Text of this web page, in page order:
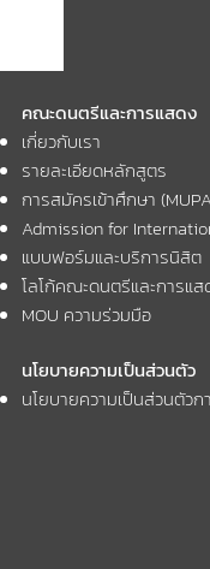
คณะดนตรีและการแสดง
เกี่ยวกับเรา
รายละเอียดหลักสูตร
การสมัครเข้าศึกษา
Admission for
แบบฟอร์มและบริการนิสิต
โลโก้คณะดนตรีและการแส
MOU ความร่วมมือ
นโยบายความเป็นส่วนตัว
นโยบายความเป็นส่วนตัว